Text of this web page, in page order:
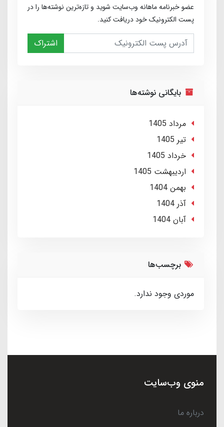
عضو خبرنامه ماهانه وب‌سایت شوید و تازه‌ترین نوشته‌ها را در
پست الکترونیک خود دریافت کنید.
اشتراک
بایگانی نوشته‌ها
مرداد 1405
تير 1405
خرداد 1405
ارديبهشت 1405
بهمن 1404
آذر 1404
آبان 1404
برچسب‌ها
موردی وجود ندارد.
منوی وب‌سایت
درباره ما